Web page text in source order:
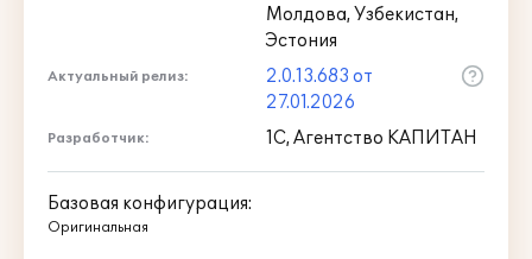
Молдова, Узбекистан,
Эстония
Актуальный релиз:
2.0.13.683 от
27.01.2026
Разработчик: 1С, Агентство КАПИТАН
Базовая конфигурация:
Оригинальная